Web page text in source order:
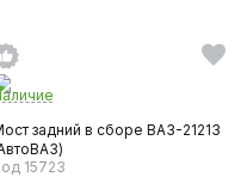
задний в сборе ВАЗ-21213
15723